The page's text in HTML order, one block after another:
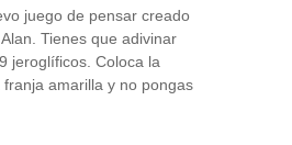
juego de pensar creado
Tienes que adivinar
jeroglíficos. Coloca la
amarilla y no pongas